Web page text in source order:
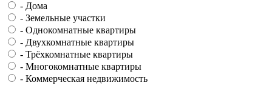
- Дома
- Земельные участки
- Однокомнатные квартиры
- Двухкомнатные квартиры
- Трёхкомнатные квартиры
- Многокомнатные квартиры
- Коммерческая недвижимость